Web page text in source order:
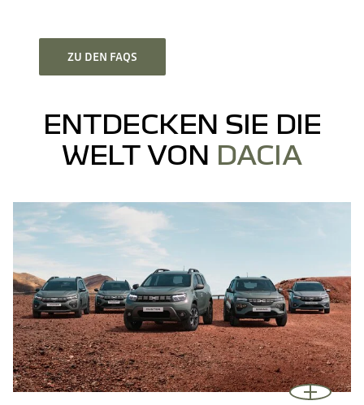
ZU DEN FAQS
ENTDECKEN SIE DIE
WELT VON DACIA